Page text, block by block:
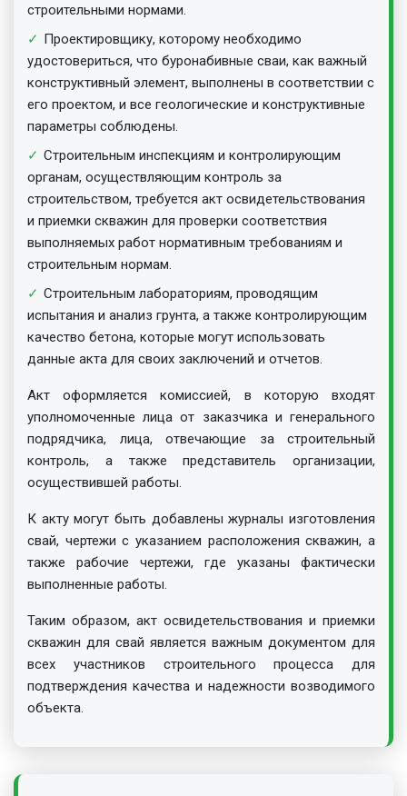
строительными нормами.
Проектировщику, которому необходимо
удостовериться, что буронабивные сваи, как важный
конструктивный элемент, выполнены в соответствии с
его проектом, и все геологические и конструктивные
параметры соблюдены.
Строительным инспекциям и контролирующим
органам, осуществляющим контроль за
строительством, требуется акт освидетельствования
и приемки скважин для проверки соответствия
выполняемых работ нормативным требованиям и
строительным нормам.
Строительным лабораториям, проводящим
испытания и анализ грунта, а также контролирующим
качество бетона, которые могут использовать
данные акта для своих заключений и отчетов.
Акт оформляется комиссией, в которую входят
уполномоченные лица от заказчика и генерального
подрядчика, лица, отвечающие за строительный
контроль, а также представитель организации,
осуществившей работы.
К акту могут быть добавлены журналы изготовления
свай, чертежи с указанием расположения скважин, а
также рабочие чертежи, где указаны фактически
выполненные работы.
Таким образом, акт освидетельствования и приемки
скважин для свай является важным документом для
всех участников строительного процесса для
подтверждения качества и надежности возводимого
объекта.